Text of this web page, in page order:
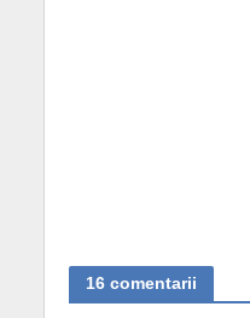
16 comentarii